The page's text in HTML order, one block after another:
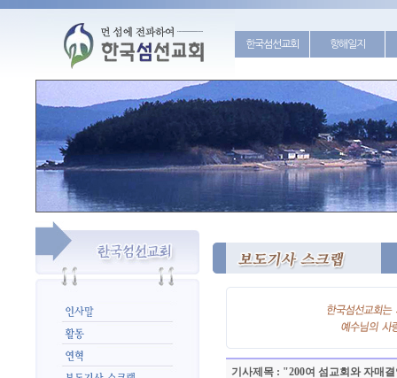
한국섬선교회 항해일지
기사제목 : "200여 섬교회와 자매